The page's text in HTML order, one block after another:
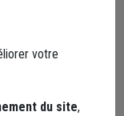
votre
du site,